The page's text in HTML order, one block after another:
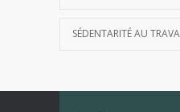
SÉDENTARITÉ AU